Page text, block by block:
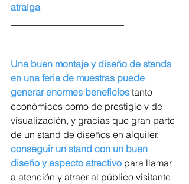
atraiga
Una buen montaje y diseño de stands
en una feria de muestras puede
generar enormes beneficios tanto
económicos como de prestigio y de
visualización, y gracias que gran parte
de un stand de diseños en alquiler,
conseguir un stand con un buen
diseño y aspecto atractivo para llamar
a atención y atraer al público visitante